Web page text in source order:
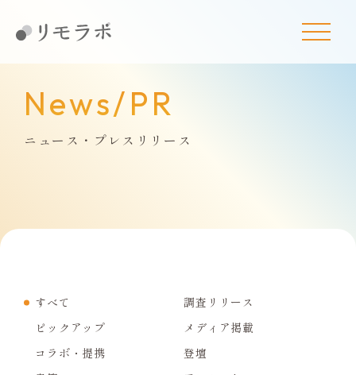
News/PR
ニュース・プレスリリース
すべて
調査リリース
ピックアップ
メディア掲載
コラボ・提携
登壇